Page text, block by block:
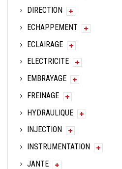
DIRECTION
ECHAPPEMENT
ECLAIRAGE
ELECTRICITE
EMBRAYAGE
FREINAGE
HYDRAULIQUE
INJECTION
INSTRUMENTATION
JANTE